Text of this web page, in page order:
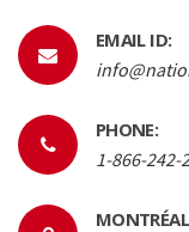
EMAIL ID:
PHONE:
1-866-242-